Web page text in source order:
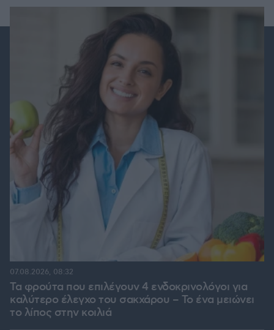
Τα φρούτα που επιλέγουν 4 ενδοκρινολόγοι για
καλύτερο έλεγχο του σακχάρου – Το ένα μειώνει
το λίπος στην κοιλιά
07.08.2026, 08:32